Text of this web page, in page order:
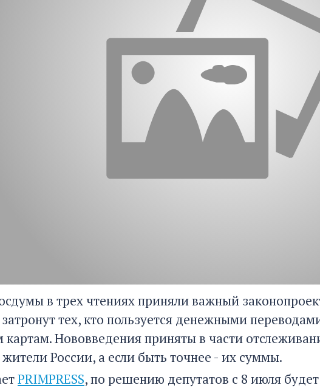
в трех чтениях приняли важный
тех, кто пользуется денежными
картам. Нововведения приняты в части
России, а если быть точнее - их суммы.
PRIMPRESS, по решению депутатов с 8 июля